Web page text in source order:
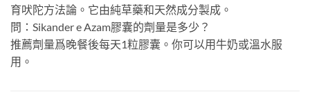
育吠陀方法論。它由純草藥和天然成分製成。
問：Sikander e Azam膠囊的劑量是多少？
推薦劑量爲晚餐後每天1粒膠囊。你可以用牛奶或溫水服
用。